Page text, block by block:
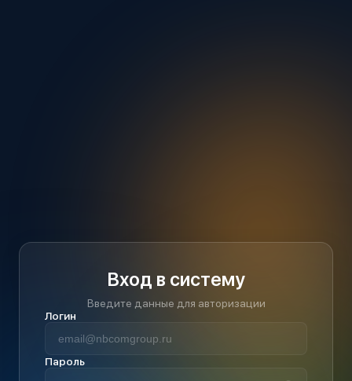
Вход в систему
Введите данные для авторизации
Логин
Пароль